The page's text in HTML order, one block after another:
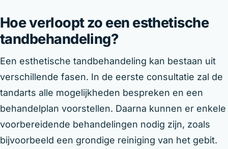
Hoe verloopt zo een esthetische
tandbehandeling?
Een esthetische tandbehandeling kan bestaan uit
verschillende fasen. In de eerste consultatie zal de
tandarts alle mogelijkheden bespreken en een
behandelplan voorstellen. Daarna kunnen er enkele
voorbereidende behandelingen nodig zijn, zoals
bijvoorbeeld een grondige reiniging van het gebit.